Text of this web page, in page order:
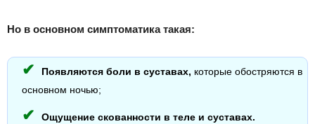
Но в основном симптоматика такая:
Появляются боли в суставах, которые обостряются в
основном ночью;
Ощущение скованности в теле и суставах.